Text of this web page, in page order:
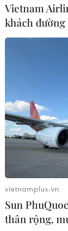
Vietnam
khách đường
vietnamplus.vn
Sun
thân rộng,